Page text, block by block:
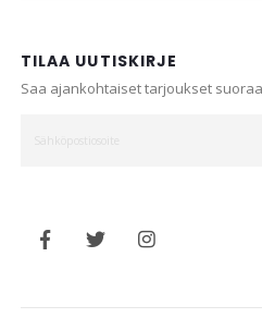
TILAA UUTISKIRJE
Saa ajankohtaiset tarjoukset